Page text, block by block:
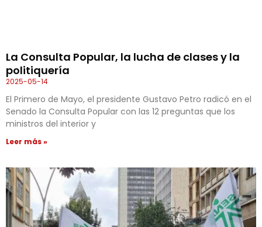
La Consulta Popular, la lucha de clases y la
politiquería
2025-05-14
El Primero de Mayo, el presidente Gustavo Petro radicó en el
Senado la Consulta Popular con las 12 preguntas que los
ministros del interior y
Leer más »